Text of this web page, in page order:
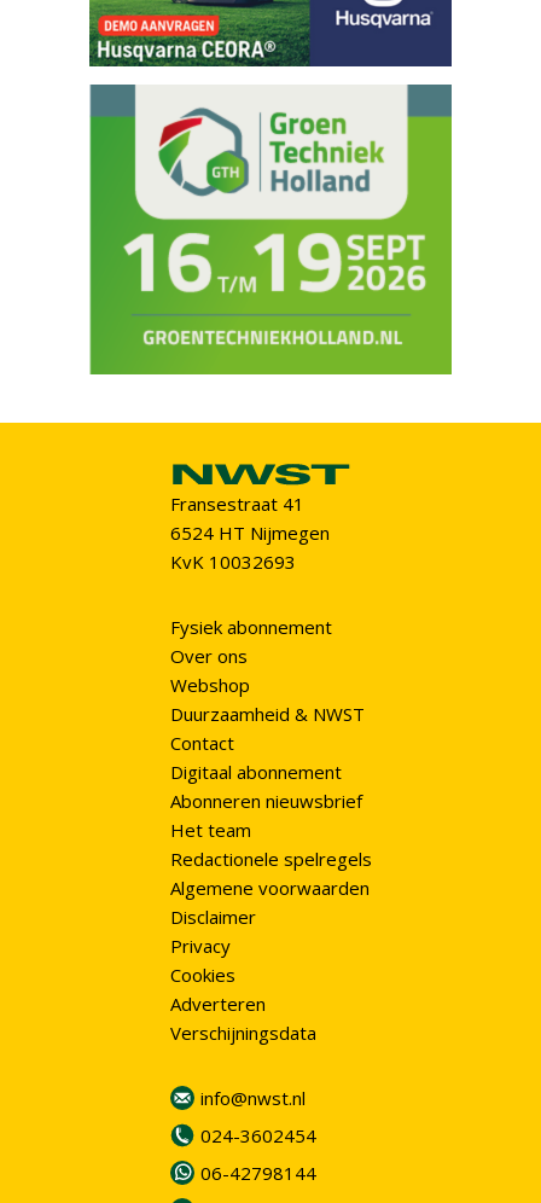
Fransestraat 41
6524 HT Nijmegen
KvK 10032693
Fysiek abonnement
Over ons
Webshop
Duurzaamheid & NWST
Contact
Digitaal abonnement
Abonneren nieuwsbrief
Het team
Redactionele spelregels
Algemene voorwaarden
Disclaimer
Privacy
Cookies
Adverteren
Verschijningsdata
info@nwst.nl
024-3602454
06-42798144